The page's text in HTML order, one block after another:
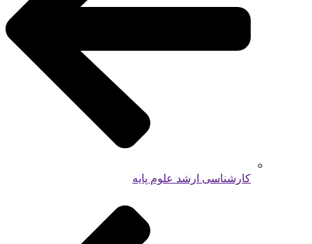
کارشناسی ارشد علوم پایه